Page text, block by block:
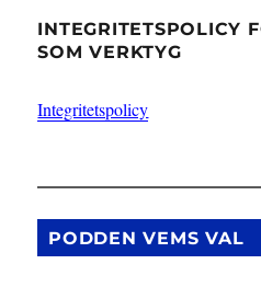
INTEGRITETSPOLICY
SOM VERKTYG
Integritetspolicy
PODDEN VEMS VAL